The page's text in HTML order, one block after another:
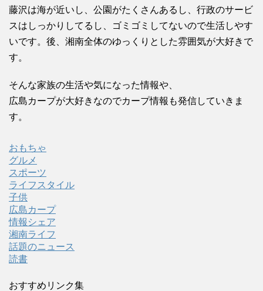
藤沢は海が近いし、公園がたくさんあるし、行政のサービ
スはしっかりしてるし、ゴミゴミしてないので生活しやす
いです。後、湘南全体のゆっくりとした雰囲気が大好きで
す。
そんな家族の生活や気になった情報や、
広島カープが大好きなのでカープ情報も発信していきま
す。
おもちゃ
グルメ
スポーツ
ライフスタイル
子供
広島カープ
情報シェア
湘南ライフ
話題のニュース
読書
おすすめリンク集